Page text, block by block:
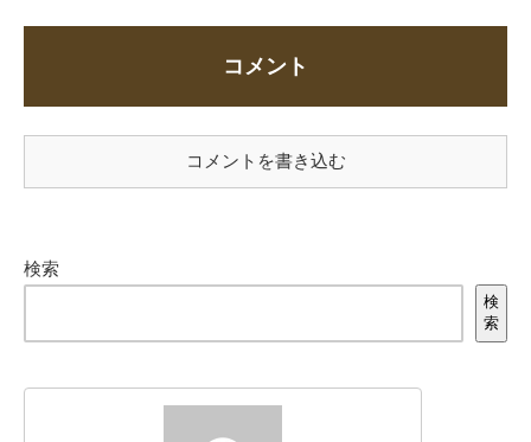
コメント
コメントを書き込む
検索
検
索